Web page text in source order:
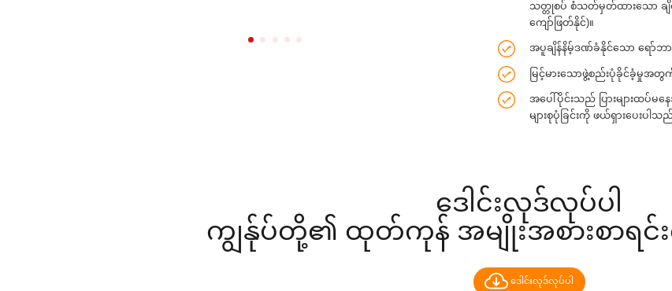
သတ္တုစပ် စံသတ်မှတ်ထားသော ချိတ်
ကျော်ဖြတ်နိုင်)။
အပူချိန်နိမ့်ဒဏ်ခံနိုင်သော ရော်ဘ
မြင့်မားသောဖွဲ့စည်းပုံခိုင်ခံ့မှု
အပေါ်ပိုင်းသည် ပြားများထပ်မ
များစုပုံခြင်းကို ဖယ်ရှားပေးပါသ
ဒေါင်းလုဒ်လုပ်ပါ
ကျွန်ုပ်တို့၏ ထုတ်ကုန် အမျိုးအစားစာရင်
ဒေါင်းလုဒ်လုပ်ပါ